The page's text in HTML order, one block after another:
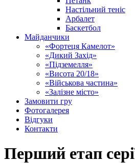
Настільний теніс
Арбалет
Баскетбол
Майданчики
«Фортеця Камелот»
«Дикий Захід»
«Підземелля»
«Висота 20/18»
«Військова частина»
«Залізне місто»
Замовити гру
Фотогалерея
Відгуки
Контакти
Перший етап